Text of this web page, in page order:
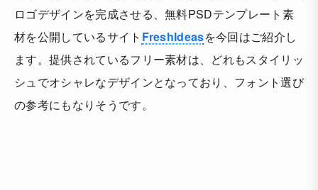
ロゴデザインを完成させる、無料PSDテンプレート素
材を公開しているサイト FreshIdeasを今回はご紹介し
ます。提供されているフリー素材は、どれもスタイリッ
シュでオシャレなデザインとなっており、フォント選び
の参考にもなりそうです。